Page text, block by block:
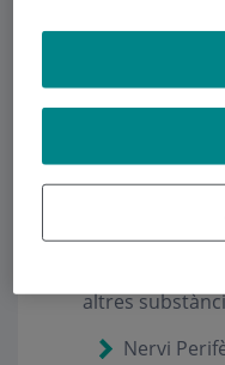
Tècniques de
o Polsada
Tècniques de
Epiduroscopia
Tècniques de
altres
Nervi